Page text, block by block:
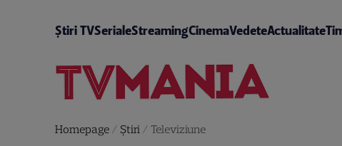
Știri TVSerialeStreamingCinemaVedeteActualitate
Homepage/ Știri/ Televiziune